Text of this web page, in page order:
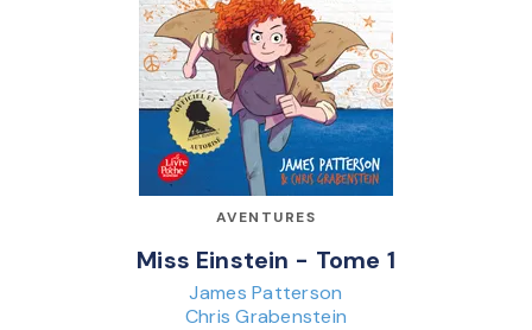
AVENTURES
Miss Einstein - Tome 1
James Patterson
Chris Grabenstein